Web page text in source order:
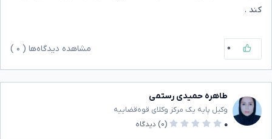
کند .
۰ مشاهده دیدگاه‌ها ( ۰
طاهره حمیدی رستمی
وکیل پایه یک مرکز وکلای قوه‌قضاییه
۰
(۰) دیدگاه